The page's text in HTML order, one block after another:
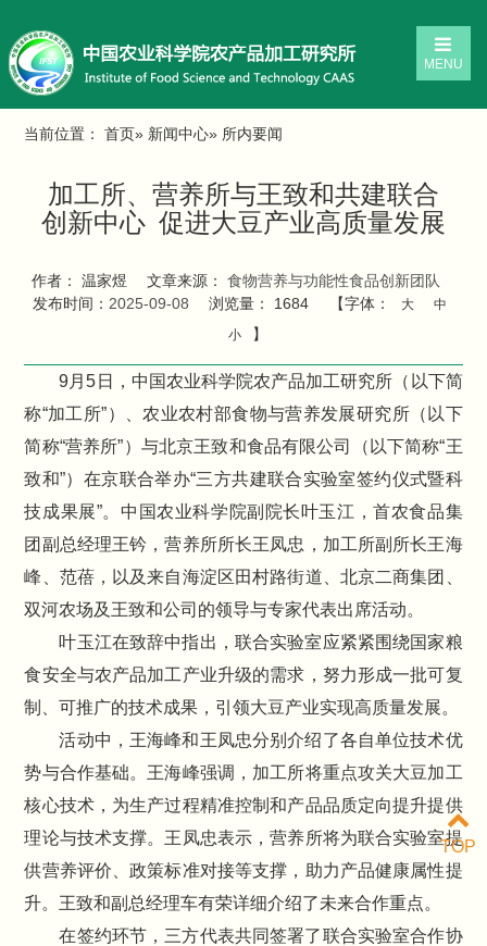
MENU
当前位置：首页» 新闻中心» 所内要闻
加工所、营养所与王致和共建联合
创新中心 促进大豆产业高质量发展
作者： 温家煜 文章来源：
食物营养与功能性食品创新团队
发布时间： 2025-09-08 浏览量： 1684 【字体： 大
中
小
】
9月5日，中国农业科学院农产品加工研究所（以下简
称“加工所”）、农业农村部食物与营养发展研究所（以下
简称“营养所”）与北京王致和食品有限公司（以下简称“王
致和”）在京联合举办“三方共建联合实验室签约仪式暨科
技成果展”。中国农业科学院副院长叶玉江，首农食品集
团副总经理王钤，营养所所长王凤忠，加工所副所长王海
峰、范蓓，以及来自海淀区田村路街道、北京二商集团、
双河农场及王致和公司的领导与专家代表出席活动。
叶玉江在致辞中指出，联合实验室应紧紧围绕国家粮
食安全与农产品加工产业升级的需求，努力形成一批可复
制、可推广的技术成果，引领大豆产业实现高质量发展。
活动中，王海峰和王凤忠分别介绍了各自单位技术优
势与合作基础。王海峰强调，加工所将重点攻关大豆加工
核心技术，为生产过程精准控制和产品品质定向提升提供
理论与技术支撑。王凤忠表示，营养所将为联合实验室提
供营养评价、政策标准对接等支撑，助力产品健康属性提
升。王致和副总经理车有荣详细介绍了未来合作重点。
在签约环节，三方代表共同签署了联合实验室合作协
TOP